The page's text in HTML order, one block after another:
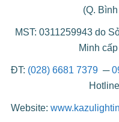
(Q.
MST: 0311259943 do
Minh
ĐT: (028) 6681 7379 ─
Website: